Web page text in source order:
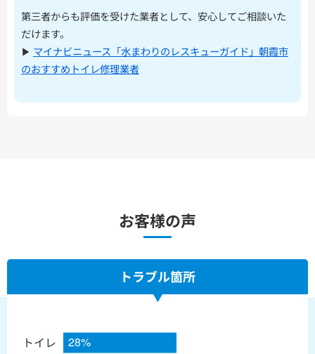
第三者からも評価を受けた業者として、安心してご相談いた
だけます。
▶︎ マイナビニュース「水まわりのレスキューガイド」朝霞市
のおすすめトイレ修理業者
お客様の声
トラブル箇所
トイレ